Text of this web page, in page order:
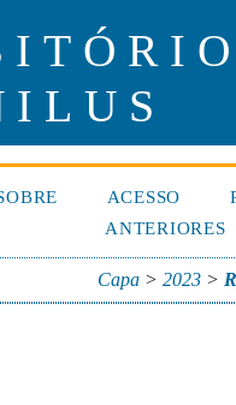
ACESSO
ANTERIORES
Capa> 2023>